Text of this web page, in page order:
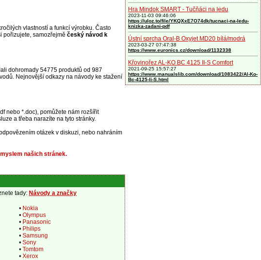
vlastností a funkcí výrobku. Často
pořizujete, samozřejmě český návod k
dohromady 54775 produktů od 987
Nejnovější odkazy na návody ke stažení
nebo *.doc), pomůžete nám rozšířit
a třeba narazíte na tyto stránky.
otázek v diskuzi, nebo nahráním
našich stránek.
tady: Návody a značky
• Nokia
• Olympus
• Panasonic
• Philips
• Samsung
• Sony
• Tomtom
• Xerox
Hra Mindok SMART - Tučňáci na ledu
2023-11-03 09:46:06
https://uloz.to/file/YKQXxE7O74dk/tucnaci-na-ledu-
knizka-zadani-pdf
Ústní sprcha Oral-B Oxyjet MD20 bílá/modrá
2023-03-27 07:47:38
https://www.euronics.cz/download/1132338
Křovinořez AL-KO BC 4125 II-S Comfort
2021-09-25 15:57:27
https://www.manualslib.com/download/1083422/Al-Ko-
Bc-4125-Ii-S.html